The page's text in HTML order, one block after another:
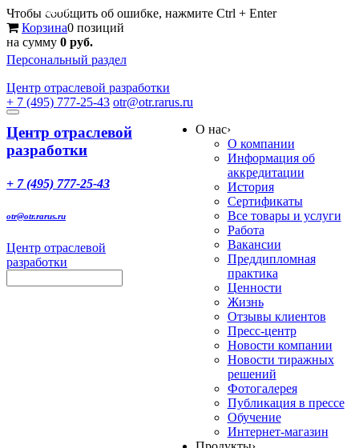
Чтобы сообщить об ошибке, нажмите Ctrl + Enter
Корзина0 позиций
на сумму 0 руб.
Персональный раздел
Центр отраслевой разработки
+ 7 (495) 777-25-43 otr@otr.rarus.ru
Toggle
navigation
Меню
Центр отраслевой
разработки
+ 7 (495) 777-25-43
otr@otr.rarus.ru
Центр отраслевой
разработки
О нас›
О компании
Информация об
аккредитации
История
Сертификаты
Все товары и услуги
Работа
Вакансии
Преддипломная
практика
Ценности
Жизнь
Отзывы клиентов
Пресс-центр
Новости компании
Новости тиражных
решений
Фотогалерея
Публикация в прессе
Обучение
Интернет-магазин